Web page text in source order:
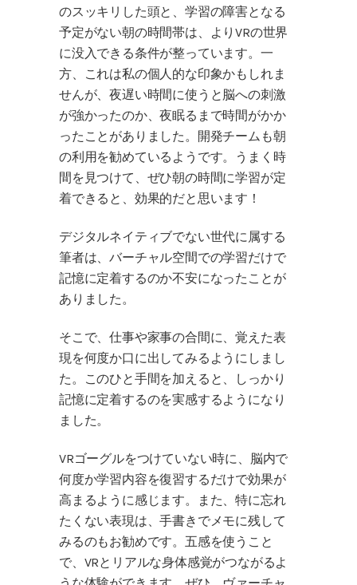
のスッキリした頭と、学習の障害となる
予定がない朝の時間帯は、よりVRの世界
に没入できる条件が整っています。一
方、これは私の個人的な印象かもしれま
せんが、夜遅い時間に使うと脳への刺激
が強かったのか、夜眠るまで時間がかか
ったことがありました。開発チームも朝
の利用を勧めているようです。うまく時
間を見つけて、ぜひ朝の時間に学習が定
着できると、効果的だと思います！
デジタルネイティブでない世代に属する
筆者は、バーチャル空間での学習だけで
記憶に定着するのか不安になったことが
ありました。
そこで、仕事や家事の合間に、覚えた表
現を何度か口に出してみるようにしまし
た。このひと手間を加えると、しっかり
記憶に定着するのを実感するようになり
ました。
VRゴーグルをつけていない時に、脳内で
何度か学習内容を復習するだけで効果が
高まるように感じます。また、特に忘れ
たくない表現は、手書きでメモに残して
みるのもお勧めです。五感を使うこと
で、VRとリアルな身体感覚がつながるよ